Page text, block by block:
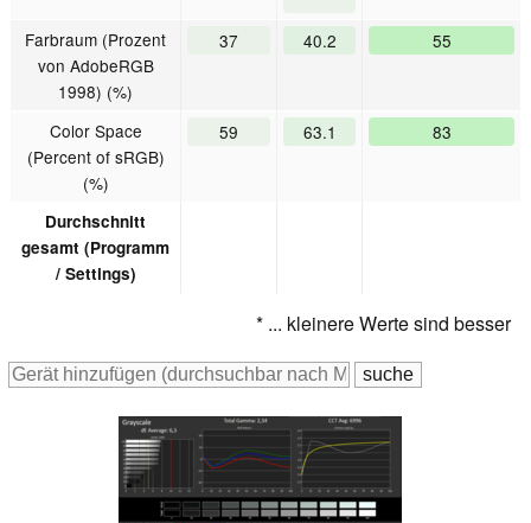
Farbraum (Prozent
von AdobeRGB
1998) (%)
37 40.2 55
Color Space
(Percent of sRGB)
(%)
59 63.1 83
Durchschnitt
gesamt (Programm
/ Settings)
* ... kleinere Werte sind besser